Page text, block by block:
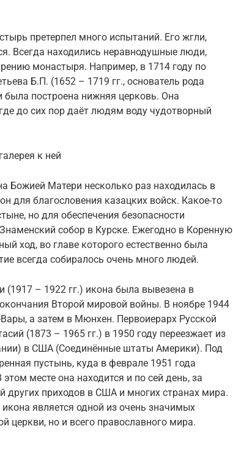
претерпел много испытаний. Его жгли,
Всегда находились неравнодушные люди,
монастыря. Например, в 1714 году по
Б.П. (1652 – 1719 гг., основатель рода
построена нижняя церковь. Она
до сих пор даёт людям воду чудотворный
к ней
Божией Матери несколько раз находилась в
для благословения казацких войск. Какое-то
но для обеспечения безопасности
собор в Курске. Ежегодно в Коренную
ход, во главе которого естественно была
всегда собиралось очень много людей.
– 1922 гг.) икона была вывезена в
Второй мировой войны. В ноябре 1944
а затем в Мюнхен. Первоиерарх Русской
(1873 – 1965 гг.) в 1950 году переезжает из
в США (Соединённые штаты Америки). Под
пустынь, куда в феврале 1951 года
месте она находится и по сей день, за
приходов в США и многих странах мира.
является одной из очень значимых
церкви, но и всего православного мира.